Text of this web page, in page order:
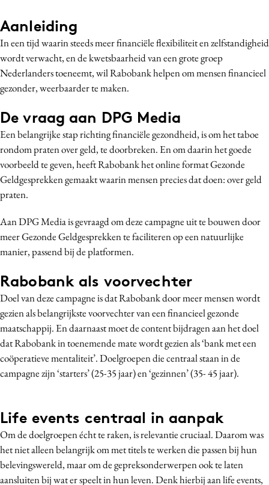
Craft
Customer Experience
Data & Insights
Design
Diversiteit
Effectiviteit
Gedragsverandering
Influencer marketing
Interne communicatie
Media
Merkstrategie
Programmatic
Purpose Marketing
Reputatie & crisis
Aanleiding
In een tijd waarin steeds meer financiële flexibiliteit en zelfstandigheid
wordt verwacht, en de kwetsbaarheid van een grote groep
Nederlanders toeneemt, wil Rabobank helpen om mensen financieel
gezonder, weerbaarder te maken.
De vraag aan DPG Media
Een belangrijke stap richting financiële gezondheid, is om het taboe
rondom praten over geld, te doorbreken. En om daarin het goede
voorbeeld te geven, heeft Rabobank het online format Gezonde
Geldgesprekken gemaakt waarin mensen precies dat doen: over geld
praten.
Aan DPG Media is gevraagd om deze campagne uit te bouwen door
meer Gezonde Geldgesprekken te faciliteren op een natuurlijke
manier, passend bij de platformen.
Rabobank als voorvechter
Doel van deze campagne is dat Rabobank door meer mensen wordt
gezien als belangrijkste voorvechter van een financieel gezonde
maatschappij. En daarnaast moet de content bijdragen aan het doel
dat Rabobank in toenemende mate wordt gezien als ‘bank met een
coöperatieve mentaliteit’. Doelgroepen die centraal staan in de
campagne zijn ‘starters’ (25-35 jaar) en ‘gezinnen’ (35- 45 jaar).
Life events centraal in aanpak
Om de doelgroepen écht te raken, is relevantie cruciaal. Daarom was
het niet alleen belangrijk om met titels te werken die passen bij hun
belevingswereld, maar om de gepreksonderwerpen ook te laten
aansluiten bij wat er speelt in hun leven. Denk hierbij aan life events,